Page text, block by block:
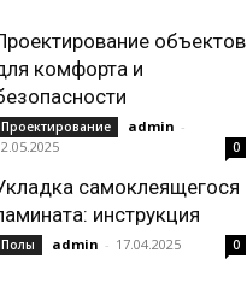
объектов
комфорта и
Проектирование admin -
0
самоклеящегося
инструкция
Полы admin - 17.04.2025 0